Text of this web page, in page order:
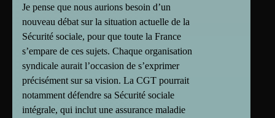
Je pense que nous aurions besoin d’un
nouveau débat sur la situation actuelle de la
Sécurité sociale, pour que toute la France
s’empare de ces sujets. Chaque organisation
syndicale aurait l’occasion de s’exprimer
précisément sur sa vision. La CGT pourrait
notamment défendre sa Sécurité sociale
intégrale, qui inclut une assurance maladie